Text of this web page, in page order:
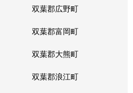
双葉郡広野町
双葉郡富岡町
双葉郡大熊町
双葉郡浪江町